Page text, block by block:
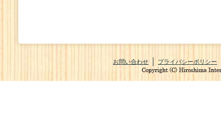
お問い合わせ プライバシーポリシー